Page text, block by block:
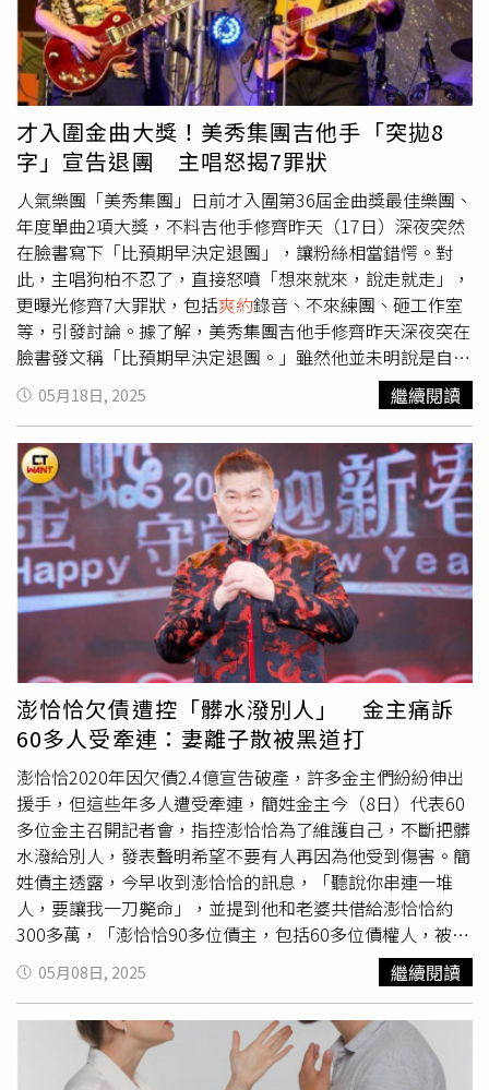
況。業者因此決定，為了避免再出現類似狀況，即日起8人
（含兒童）以上訂位每人要收50元訂金，強調：「就收你一
杯珍奶的價格，完全只是希望大家互相尊重一下。」業者解
釋，「你訂了位，我們就拒絕了其他人；你臨時取消，我們
的備料跟員工，就真的白忙一場。我們是小店，經營真的不
容易，收訂金我們也知道麻煩，要對帳還要回覆，但我們不
希望真正想吃的人訂不到，然後我們卻坐在店裡乾等。拜託
拜託，請不要再隨便取消了。大家彼此體諒一下，讓我們都
能好好吃飯，好好營業。」至於為何只把訂金定在50元，業
者也解釋，「我們真的不是想懲罰客人，只是希望大家互相
體諒。生活嘛～難免有狀況，但要知道開門做生意真的不容
易，大家工作也是混口飯吃，互相尊重體諒一下。所以以後
我們就當作朋友跟我們約好要吃飯，爽約就請我們喝杯珍
奶。」事件曝光後，湧入眾多民眾、同業為業者打抱不平：
「支持！no show就是沒水準！」、「特別的規則都來自於
那些特別的客人。」、「臨時取消訂位這實在太過份了，訂
金只收50也太佛心了。」、「訂位真的還是要收訂金，不然
一堆人說不去就不去，也完全不想負責任，而且能的話最好
留電話。」、「真的很懂你們的辛苦與感受。」不過業者事
後透露，有不少客人在看到店家被放鴿子的發文後立刻到店
內吃飯，「今晚的救星！聽到同事轉述真的太感動！嗚嗚嗚
太感謝了，我們到底何德何能可以被大家支持啦！有你們這
些客人支持，已是家吶子最大的收穫！」也表示：「我們真
的被大家療癒到了啦。完全沒想到一篇貼文會被那麼多人關
注，也有很多同業留言打氣，真的大家都辛苦了。希望大家
都能好好做生意，混口飯吃不容易，彼此體諒一下，這世界
就更美好了！」
才入圍金曲大獎！美秀集團吉他手「突拋8
字」宣告退團 主唱怒揭7罪狀
人氣樂團「美秀集團」日前才入圍第36屆金曲獎最佳樂團、
年度單曲2項大獎，不料吉他手修齊昨天（17日）深夜突然
在臉書寫下「比預期早決定退團」，讓粉絲相當錯愕。對
此，主唱狗柏不忍了，直接怒噴「想來就來，說走就走」，
更曝光修齊7大罪狀，包括爽約錄音、不來練團、砸工作室
等，引發討論。據了解，美秀集團吉他手修齊昨天深夜突在
臉書發文稱「比預期早決定退團。」雖然他並未明說是自
己，但仍引發粉絲震驚。不少粉絲也留言打氣，「聽到這個
消息真的很不捨，我們都很很喜歡浣熊，很喜歡每場看到浣
熊的表演，更喜歡浣熊寫的歌。不管決定如何，希望你可以
好好休息，做自己喜歡做的事情」。不過，美秀集團主唱狗
柏今天（18日）稍早透過IG限動發文，怒噴「想來就來，說
走就走。從留職停薪到現在，一路走來，團員們的包容與支
持，全都視若冀土。爽約錄音、不來練團、砸工作室、四處
樹敵、霸佔所有功勞、不如意動不動就說要退團、PUA。」
狗柏提到，「其餘四個人一直在善後，扛了還得面對輿論攻
擊，總是無來由被他當情緒發洩的出口，連工作人員也無辜
受罵。我真的很心疼我的團員們。有太多真相，是大家看不
見的。拜託別再盲目支持了。看起來沒事不代表真的沒事；
想死的人不會告訴你他想死。」對此，經紀人尚未回應。
05月18日, 2025 繼續閱讀
澎恰恰欠債遭控「髒水潑別人」 金主痛訴
60多人受牽連：妻離子散被黑道打
澎恰恰2020年因欠債2.4億宣告破產，許多金主們紛紛伸出
援手，但這些年多人遭受牽連，簡姓金主今（8日）代表60
多位金主召開記者會，指控澎恰恰為了維護自己，不斷把髒
水潑給別人，發表聲明希望不要有人再因為他受到傷害。簡
姓債主透露，今早收到澎恰恰的訊息，「聽說你串連一堆
人，要讓我一刀斃命」，並提到他和老婆共借給澎恰恰約
300多萬，「澎恰恰90多位債主，包括60多位債權人，被欠
約4千萬多元，和地下錢莊30多位債權人，被欠約5000萬，
澎恰恰至今還了一半，債務剩7、8千萬元」，而且澎恰恰經
紀人多多還私下幫他背負200多萬的個人債務。簡姓金主指
出，澎恰恰總共欠60幾位親朋好友，「有些人因為他妻離子
散；有些人因為他被黑道毆打用電擊棒電擊到屁股尿流：有
05月08日, 2025 繼續閱讀